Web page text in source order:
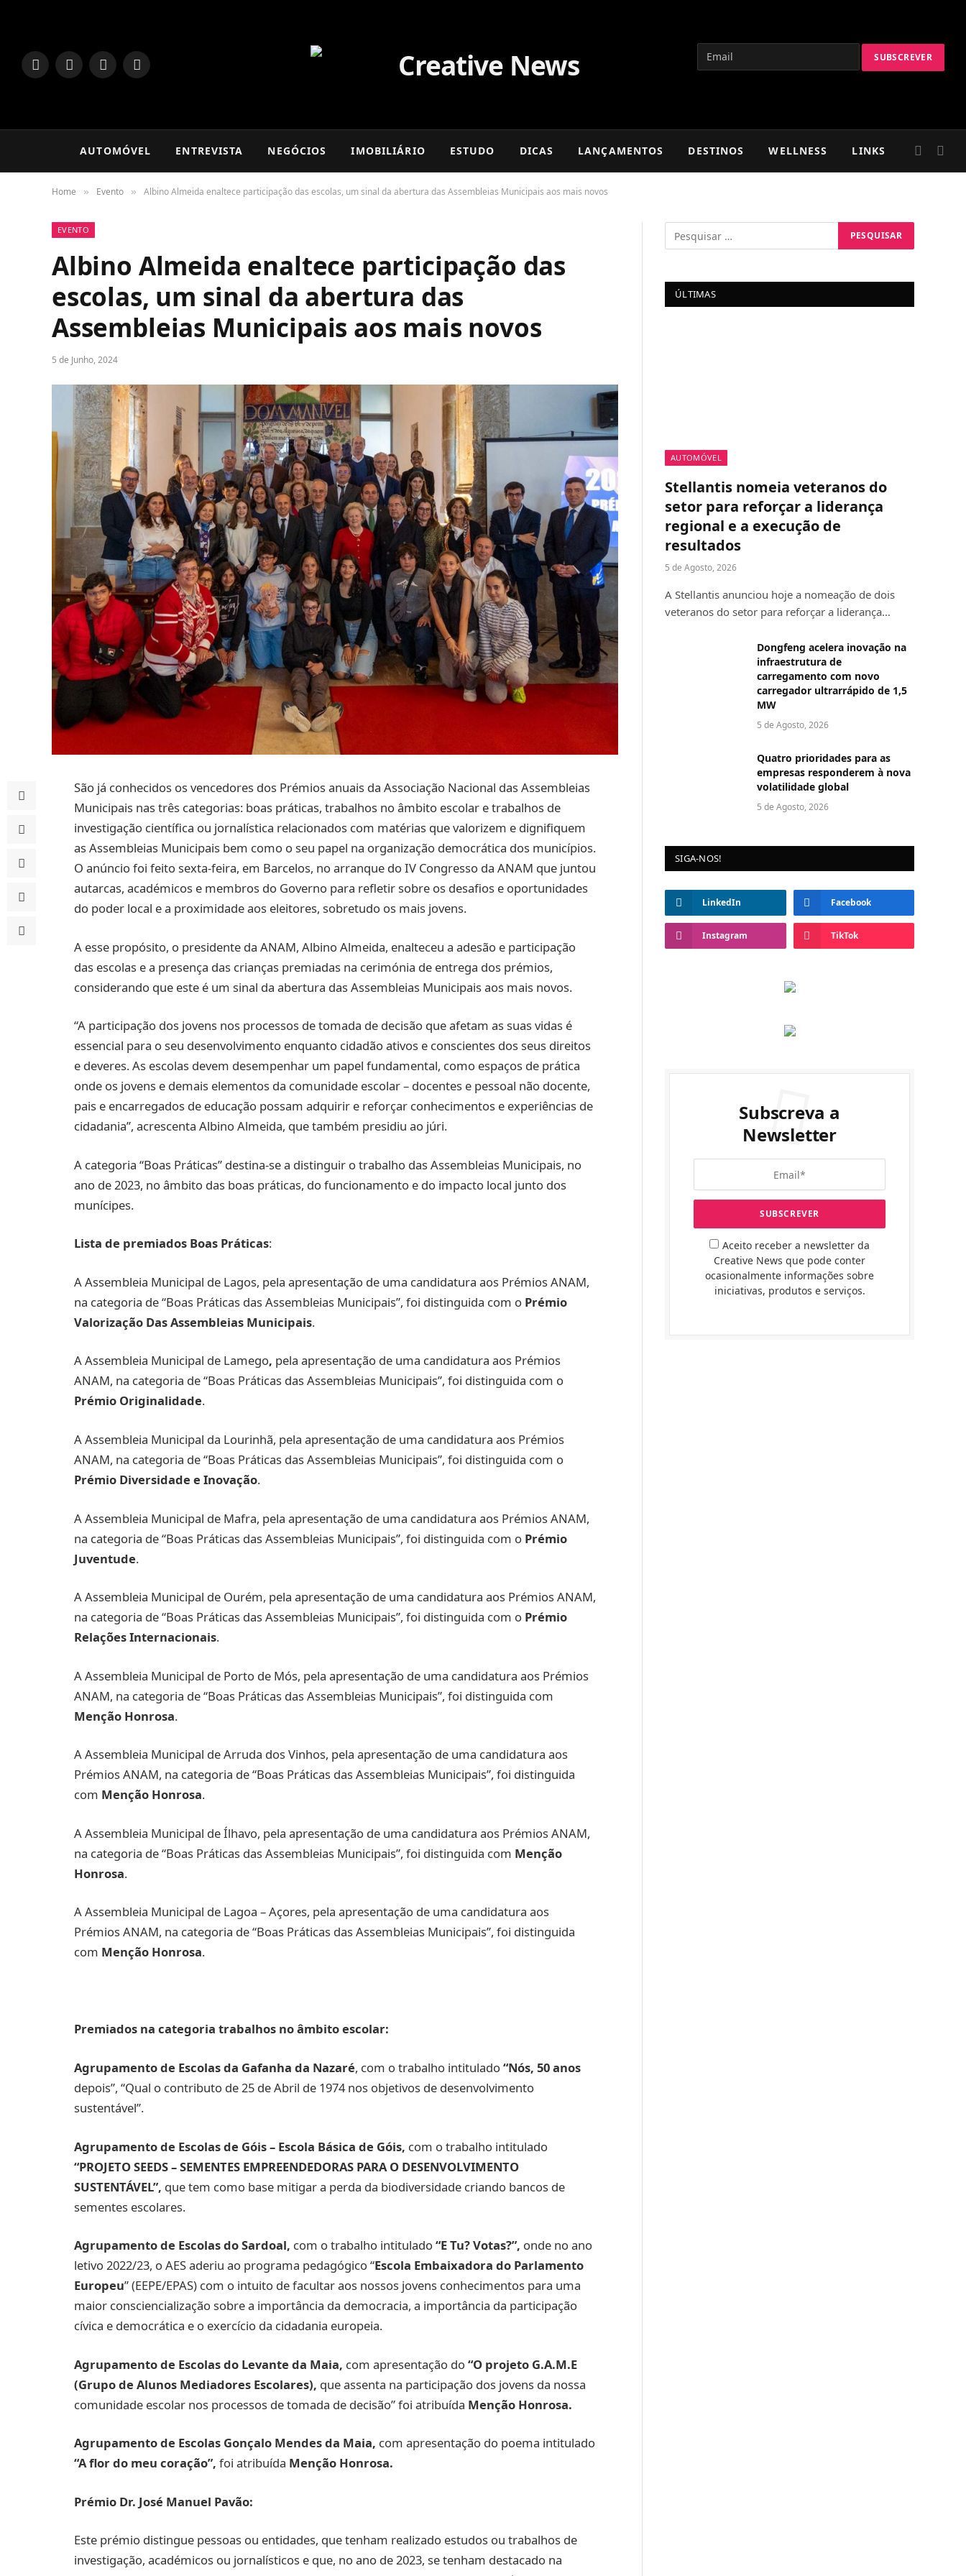
LinkedInFacebookInstagram
TikTok
AUTOMÓVEL ENTREVISTA NEGÓCIOS IMOBILIÁRIO ESTUDO DICAS LANÇAMENTOS DESTINOS WELLNESS LINKS
Home » Evento » Albino Almeida enaltece participação das escolas, um sinal da abertura das Assembleias Municipais aos mais novos
EVENTO
Albino Almeida enaltece participação das
escolas, um sinal da abertura das
Assembleias Municipais aos mais novos
5 de Junho, 2024
São já conhecidos os vencedores dos Prémios anuais da Associação Nacional das Assembleias
Municipais nas três categorias: boas práticas, trabalhos no âmbito escolar e trabalhos de
investigação científica ou jornalística relacionados com matérias que valorizem e dignifiquem
as Assembleias Municipais bem como o seu papel na organização democrática dos municípios.
O anúncio foi feito sexta-feira, em Barcelos, no arranque do IV Congresso da ANAM que juntou
autarcas, académicos e membros do Governo para refletir sobre os desafios e oportunidades
do poder local e a proximidade aos eleitores, sobretudo os mais jovens.
A esse propósito, o presidente da ANAM, Albino Almeida, enalteceu a adesão e participação
das escolas e a presença das crianças premiadas na cerimónia de entrega dos prémios,
considerando que este é um sinal da abertura das Assembleias Municipais aos mais novos.
“A participação dos jovens nos processos de tomada de decisão que afetam as suas vidas é
essencial para o seu desenvolvimento enquanto cidadão ativos e conscientes dos seus direitos
e deveres. As escolas devem desempenhar um papel fundamental, como espaços de prática
onde os jovens e demais elementos da comunidade escolar – docentes e pessoal não docente,
pais e encarregados de educação possam adquirir e reforçar conhecimentos e experiências de
cidadania”, acrescenta Albino Almeida, que também presidiu ao júri.
A categoria “Boas Práticas” destina-se a distinguir o trabalho das Assembleias Municipais, no
ano de 2023, no âmbito das boas práticas, do funcionamento e do impacto local junto dos
munícipes.
Lista de premiados Boas Práticas:
A Assembleia Municipal de Lagos, pela apresentação de uma candidatura aos Prémios ANAM,
na categoria de “Boas Práticas das Assembleias Municipais”, foi distinguida com o Prémio
Valorização Das Assembleias Municipais.
A Assembleia Municipal de Lamego, pela apresentação de uma candidatura aos Prémios
ANAM, na categoria de “Boas Práticas das Assembleias Municipais”, foi distinguida com o
Prémio Originalidade.
A Assembleia Municipal da Lourinhã, pela apresentação de uma candidatura aos Prémios
ANAM, na categoria de “Boas Práticas das Assembleias Municipais”, foi distinguida com o
Prémio Diversidade e Inovação.
A Assembleia Municipal de Mafra, pela apresentação de uma candidatura aos Prémios ANAM,
na categoria de “Boas Práticas das Assembleias Municipais”, foi distinguida com o Prémio
Juventude.
A Assembleia Municipal de Ourém, pela apresentação de uma candidatura aos Prémios ANAM,
na categoria de “Boas Práticas das Assembleias Municipais”, foi distinguida com o Prémio
Relações Internacionais.
A Assembleia Municipal de Porto de Mós, pela apresentação de uma candidatura aos Prémios
ANAM, na categoria de “Boas Práticas das Assembleias Municipais”, foi distinguida com
Menção Honrosa.
A Assembleia Municipal de Arruda dos Vinhos, pela apresentação de uma candidatura aos
Prémios ANAM, na categoria de “Boas Práticas das Assembleias Municipais”, foi distinguida
com Menção Honrosa.
A Assembleia Municipal de Ílhavo, pela apresentação de uma candidatura aos Prémios ANAM,
na categoria de “Boas Práticas das Assembleias Municipais”, foi distinguida com Menção
Honrosa.
A Assembleia Municipal de Lagoa – Açores, pela apresentação de uma candidatura aos
Prémios ANAM, na categoria de “Boas Práticas das Assembleias Municipais”, foi distinguida
com Menção Honrosa.
Premiados na categoria trabalhos no âmbito escolar:
Agrupamento de Escolas da Gafanha da Nazaré, com o trabalho intitulado“Nós, 50 anos
depois”, “Qual o contributo de 25 de Abril de 1974 nos objetivos de desenvolvimento
sustentável”.
Agrupamento de Escolas de Góis – Escola Básica de Góis, com o trabalho intitulado
“PROJETO SEEDS – SEMENTES EMPREENDEDORAS PARA O DESENVOLVIMENTO
SUSTENTÁVEL”, que tem como base mitigar a perda da biodiversidade criando bancos de
sementes escolares.
Agrupamento de Escolas do Sardoal, com o trabalho intitulado“E Tu? Votas?”, onde no ano
letivo 2022/23, o AES aderiu ao programa pedagógico “Escola Embaixadora do Parlamento
Europeu” (EEPE/EPAS) com o intuito de facultar aos nossos jovens conhecimentos para uma
maior consciencialização sobre a importância da democracia, a importância da participação
cívica e democrática e o exercício da cidadania europeia.
Agrupamento de Escolas do Levante da Maia, com apresentação do“O projeto G.A.M.E
(Grupo de Alunos Mediadores Escolares), que assenta na participação dos jovens da nossa
comunidade escolar nos processos de tomada de decisão” foi atribuída Menção Honrosa.
Agrupamento de Escolas Gonçalo Mendes da Maia, com apresentação do poema intitulado
“A flor do meu coração”, foi atribuída Menção Honrosa.
Prémio Dr. José Manuel Pavão:
Este prémio distingue pessoas ou entidades, que tenham realizado estudos ou trabalhos de
investigação, académicos ou jornalísticos e que, no ano de 2023, se tenham destacado na
ÚLTIMAS
AUTOMÓVEL
Stellantis nomeia veteranos do
setor para reforçar a liderança
regional e a execução de
resultados
5 de Agosto, 2026
A Stellantis anunciou hoje a nomeação de dois
veteranos do setor para reforçar a liderança…
Dongfeng acelera inovação na
infraestrutura de
carregamento com novo
carregador ultrarrápido de 1,5
MW
5 de Agosto, 2026
Quatro prioridades para as
empresas responderem à nova
volatilidade global
5 de Agosto, 2026
SIGA-NOS!
LinkedIn Facebook
Instagram TikTok
Subscreva a
Newsletter
Aceito receber a newsletter da
Creative News que pode conter
ocasionalmente informações sobre
iniciativas, produtos e serviços.